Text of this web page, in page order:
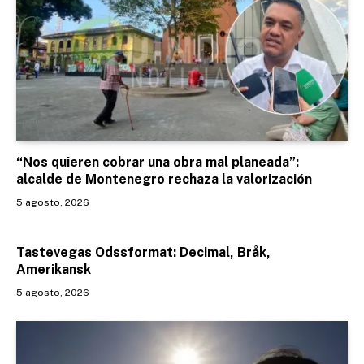
“Nos quieren cobrar una obra mal planeada”:
alcalde de Montenegro rechaza la valorización
5 agosto, 2026
Tastevegas Odssformat: Decimal, Bråk,
Amerikansk
5 agosto, 2026